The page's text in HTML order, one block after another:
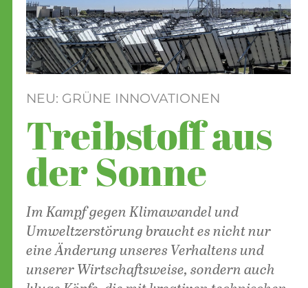
NEU: GRÜNE INNOVATIONEN
Treibstoff aus
der Sonne
Im Kampf gegen Klimawandel und
Umweltzerstörung braucht es nicht nur
eine Änderung unseres Verhaltens und
unserer Wirtschaftsweise, sondern auch